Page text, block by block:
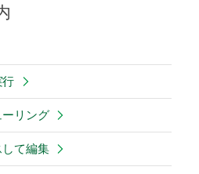
行
リング
て編集